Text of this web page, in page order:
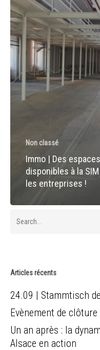
SIM
pour
les
entreprises
!
Non classé
Immo | Des espaces
disponibles à la
les entreprises !
Articles récents
24.09 | Stammtisch
Evènement de
Un an après : la
Alsace en action